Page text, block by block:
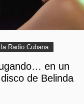
Radio Cubana
en un
de Belinda